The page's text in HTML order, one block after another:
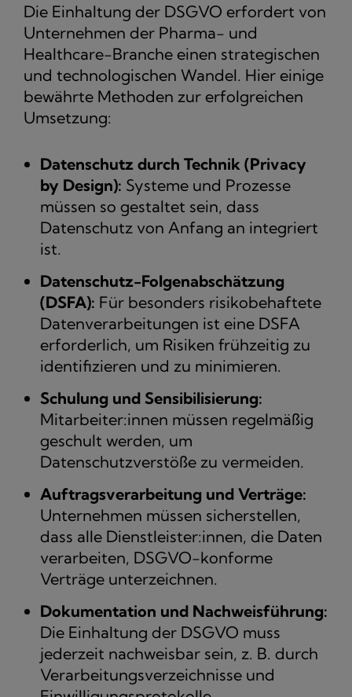
Die Einhaltung der DSGVO erfordert von
Unternehmen der Pharma- und
Healthcare-Branche einen strategischen
und technologischen Wandel. Hier einige
bewährte Methoden zur erfolgreichen
Umsetzung:
Datenschutz durch Technik (Privacy
by Design): Systeme und Prozesse
müssen so gestaltet sein, dass
Datenschutz von Anfang an integriert
ist.
Datenschutz-Folgenabschätzung
(DSFA): Für besonders risikobehaftete
Datenverarbeitungen ist eine DSFA
erforderlich, um Risiken frühzeitig zu
identifizieren und zu minimieren.
Schulung und Sensibilisierung:
Mitarbeiter:innen müssen regelmäßig
geschult werden, um
Datenschutzverstöße zu vermeiden.
Auftragsverarbeitung und Verträge:
Unternehmen müssen sicherstellen,
dass alle Dienstleister:innen, die Daten
verarbeiten, DSGVO-konforme
Verträge unterzeichnen.
Dokumentation und Nachweisführung:
Die Einhaltung der DSGVO muss
jederzeit nachweisbar sein, z. B. durch
Verarbeitungsverzeichnisse und